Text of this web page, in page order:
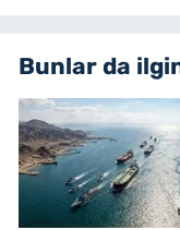
Bunlar da